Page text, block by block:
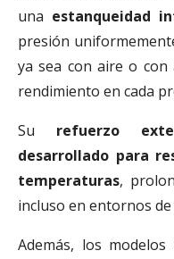
una estanqueidad
presión
ya sea con aire o con
rendimiento en cada
Su refuerzo
desarrollado para
temperaturas,
incluso en entornos
Además, los